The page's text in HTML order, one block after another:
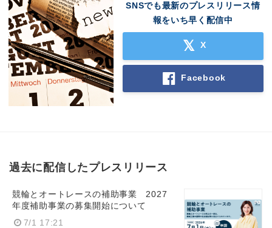
SNSでも最新のプレスリリース情
報をいち早く配信中
X
Facebook
過去に配信したプレスリリース
競輪とオートレースの補助事業 2027
年度補助事業の募集開始について
7/1 17:21